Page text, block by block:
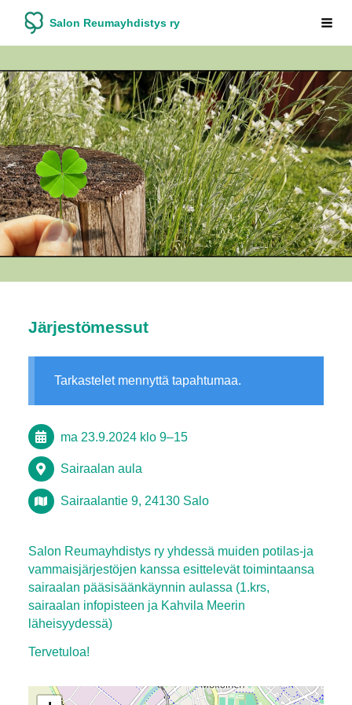
Siirry
sivun
Salon Reumayhdistys ry
Järjestömessut
Tarkastelet mennyttä tapahtumaa.
ma 23.9.2024 klo 9–15
Sairaalan aula
Sairaalantie 9, 24130 Salo
Salon Reumayhdistys ry yhdessä muiden potilas-ja
vammaisjärjestöjen kanssa esittelevät toimintaansa
sairaalan pääsisäänkäynnin aulassa (1.krs,
sairaalan infopisteen ja Kahvila Meerin
läheisyydessä)
Tervetuloa!